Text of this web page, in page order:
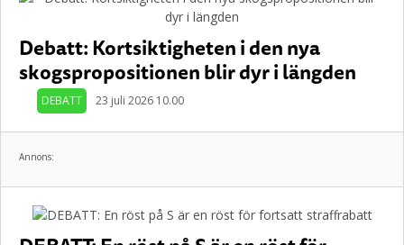
Debatt: Kortsiktigheten i den nya
skogspropositionen blir dyr i längden
DEBATT 23 juli 2026 10.00
Annons: